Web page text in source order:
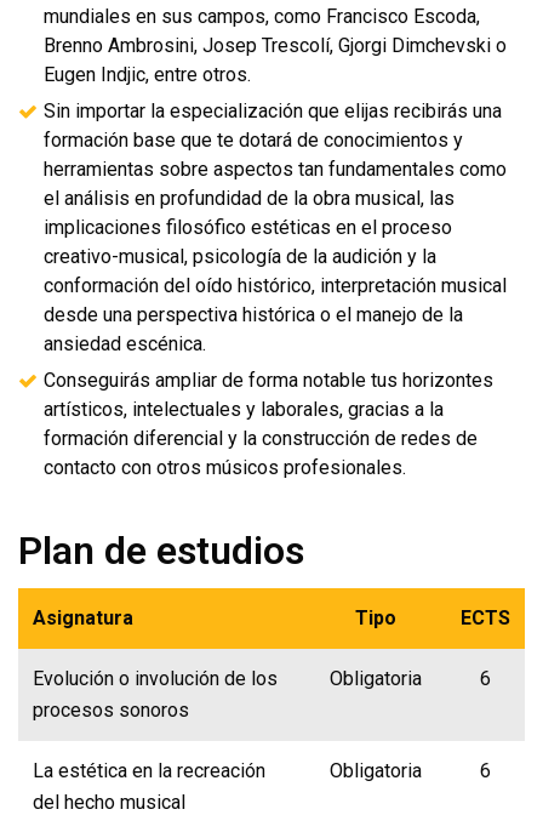
mundiales en sus campos, como Francisco Escoda,
Brenno Ambrosini, Josep Trescolí, Gjorgi Dimchevski o
Eugen Indjic, entre otros.
Sin importar la especialización que elijas recibirás una
formación base que te dotará de conocimientos y
herramientas sobre aspectos tan fundamentales como
el análisis en profundidad de la obra musical, las
implicaciones filosófico estéticas en el proceso
creativo-musical, psicología de la audición y la
conformación del oído histórico, interpretación musical
desde una perspectiva histórica o el manejo de la
ansiedad escénica.
Conseguirás ampliar de forma notable tus horizontes
artísticos, intelectuales y laborales, gracias a la
formación diferencial y la construcción de redes de
contacto con otros músicos profesionales.
Plan de estudios
Asignatura Tipo ECTS
Evolución o involución de los
procesos sonoros
Obligatoria 6
La estética en la recreación
del hecho musical
Obligatoria 6